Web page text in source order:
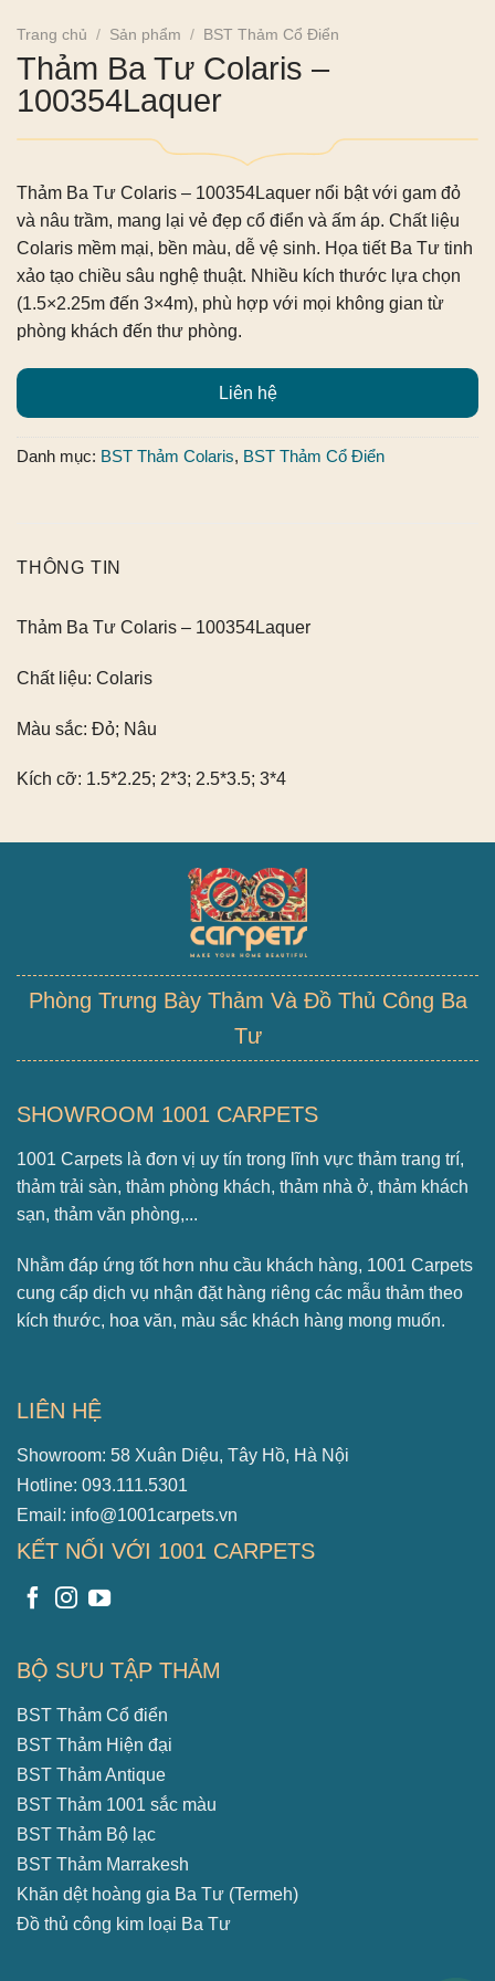
Trang chủ / Sản phẩm / BST Thảm Cổ Điển
Thảm Ba Tư Colaris –
100354Laquer
Thảm Ba Tư Colaris – 100354Laquer nổi bật với gam đỏ
và nâu trầm, mang lại vẻ đẹp cổ điển và ấm áp. Chất liệu
Colaris mềm mại, bền màu, dễ vệ sinh. Họa tiết Ba Tư tinh
xảo tạo chiều sâu nghệ thuật. Nhiều kích thước lựa chọn
(1.5×2.25m đến 3×4m), phù hợp với mọi không gian từ
phòng khách đến thư phòng.
Liên hệ
Danh mục: BST Thảm Colaris, BST Thảm Cổ Điển
THÔNG TIN
Thảm Ba Tư Colaris – 100354Laquer
Chất liệu: Colaris
Màu sắc: Đỏ; Nâu
Kích cỡ: 1.5*2.25; 2*3; 2.5*3.5; 3*4
Phòng Trưng Bày Thảm Và Đồ Thủ Công Ba
Tư
SHOWROOM 1001 CARPETS
1001 Carpets là đơn vị uy tín trong lĩnh vực thảm trang trí,
thảm trải sàn, thảm phòng khách, thảm nhà ở, thảm khách
sạn, thảm văn phòng,...
Nhằm đáp ứng tốt hơn nhu cầu khách hàng, 1001 Carpets
cung cấp dịch vụ nhận đặt hàng riêng các mẫu thảm theo
kích thước, hoa văn, màu sắc khách hàng mong muốn.
LIÊN HỆ
Showroom: 58 Xuân Diệu, Tây Hồ, Hà Nội
Hotline: 093.111.5301
Email: info@1001carpets.vn
KẾT NỐI VỚI 1001 CARPETS
BỘ SƯU TẬP THẢM
BST Thảm Cổ điển
BST Thảm Hiện đại
BST Thảm Antique
BST Thảm 1001 sắc màu
BST Thảm Bộ lạc
BST Thảm Marrakesh
Khăn dệt hoàng gia Ba Tư (Termeh)
Đồ thủ công kim loại Ba Tư